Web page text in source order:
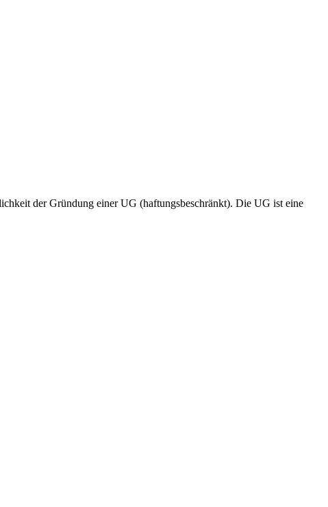
der Gründung einer UG (haftungsbeschränkt). Die UG ist eine